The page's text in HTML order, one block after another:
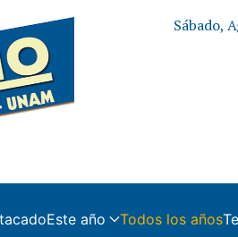
Sábado,
Este año Todos los años